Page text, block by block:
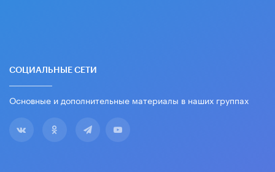
СОЦИАЛЬНЫЕ СЕТИ
Основные и дополнительные материалы в наших группах